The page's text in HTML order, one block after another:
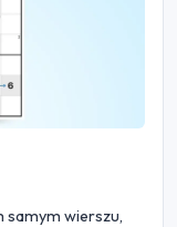
wierszu,